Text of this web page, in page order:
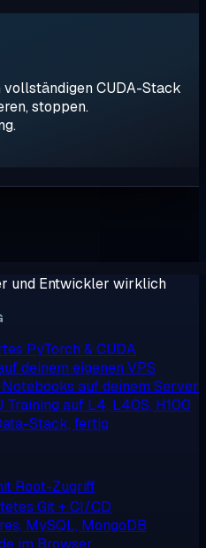
CUDA-Stack
stoppen.
und Entwickler wirklich
PyTorch & CUDA
deinem eigenen VPS
Notebooks auf deinem Server
Training auf L4, L40S, H100
Stack, fertig
Root-Zugriff
Git + CI/CD
MySQL, MongoDB
im Browser